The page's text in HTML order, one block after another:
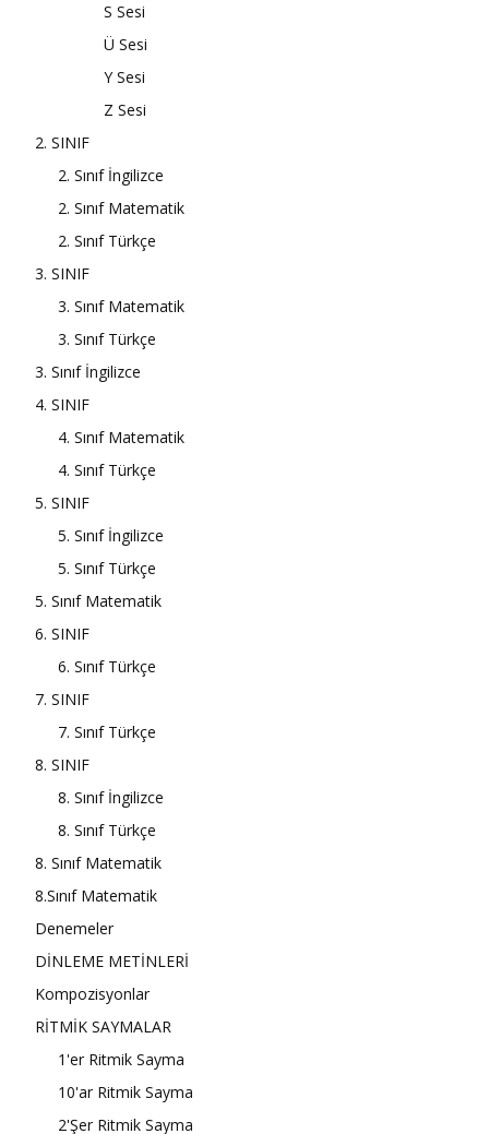
S Sesi
Ü Sesi
Y Sesi
Z Sesi
2. SINIF
2. Sınıf İngilizce
2. Sınıf Matematik
2. Sınıf Türkçe
3. SINIF
3. Sınıf Matematik
3. Sınıf Türkçe
3. Sınıf İngilizce
4. SINIF
4. Sınıf Matematik
4. Sınıf Türkçe
5. SINIF
5. Sınıf İngilizce
5. Sınıf Türkçe
5. Sınıf Matematik
6. SINIF
6. Sınıf Türkçe
7. SINIF
7. Sınıf Türkçe
8. SINIF
8. Sınıf İngilizce
8. Sınıf Türkçe
8. Sınıf Matematik
8.Sınıf Matematik
Denemeler
DİNLEME METİNLERİ
Kompozisyonlar
RİTMİK SAYMALAR
1'er Ritmik Sayma
10'ar Ritmik Sayma
2'Şer Ritmik Sayma